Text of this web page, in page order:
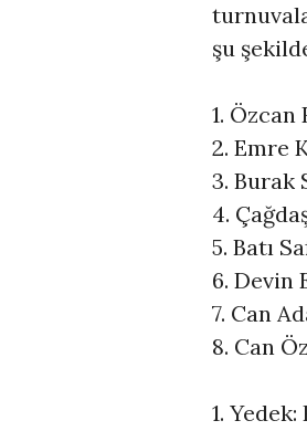
şu
1.
2. Emre
3. Burak
4.
5. Batı
6. Devin
7. Can
8. Can
1.